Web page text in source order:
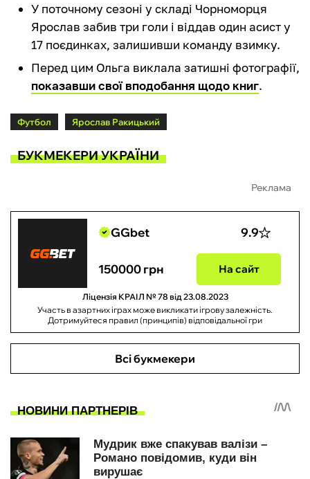
У поточному сезоні у складі Чорноморця
Ярослав забив три голи і віддав один асист у
17 поєдинках, залишивши команду взимку.
Перед цим Ольга виклала затишні фотографії,
показавши свої вподобання щодо книг.
Футбол Ярослав Ракицький
БУКМЕКЕРИ УКРАЇНИ
Реклама
GGbet 9.9
150000 грн На сайт
Ліцензія КРАІЛ № 78 від 23.08.2023
Участь в азартних іграх може викликати ігрову залежність.
Дотримуйтеся правил (принципів) відповідальної гри
Всі букмекери